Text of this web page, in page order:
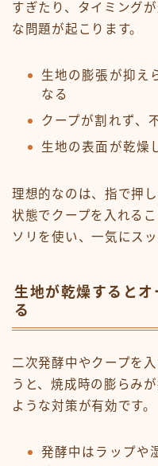
すぎたり、タイミング
な問題が起こります。
生地の膨張が抑え
なる
クープが割れず、
生地の表面が乾燥
理想的なのは、指で押
状態でクープを入れる
ソリを使い、一気にス
生地が乾燥すると
る
二次発酵中やクープを
うと、焼成時の膨らみ
ような対策が有効です。
発酵中はラップや